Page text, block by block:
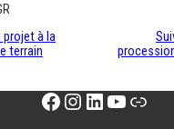
projet à la
terrain
Facebook
Instagram
LinkedIn
YouTube
Lien